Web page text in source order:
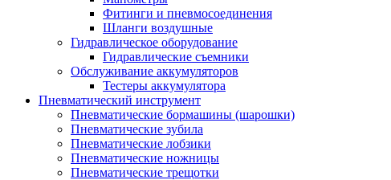
Фитинги и пневмосоединения
Шланги воздушные
Гидравлическое оборудование
Гидравлические съемники
Обслуживание аккумуляторов
Тестеры аккумулятора
Пневматический инструмент
Пневматические бормашины (шарошки)
Пневматические зубила
Пневматические лобзики
Пневматические ножницы
Пневматические трещотки